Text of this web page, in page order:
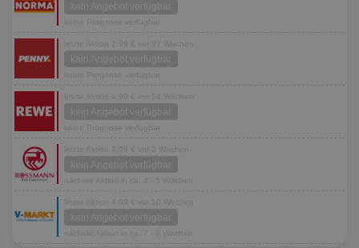
kein Angebot verfügbar
keine Prognose verfügbar
letzte Aktion 2,99 € vor 97 Wochen
kein Angebot verfügbar
keine Prognose verfügbar
letzte Aktion 4,99 € vor 54 Wochen
kein Angebot verfügbar
keine Prognose verfügbar
letzte Aktion 4,99 € vor 2 Wochen
kein Angebot verfügbar
nächste Aktion in ca. 4 - 5 Wochen
letzte Aktion 4,99 € vor 10 Wochen
kein Angebot verfügbar
nächste Aktion in ca. 7 - 8 Wochen